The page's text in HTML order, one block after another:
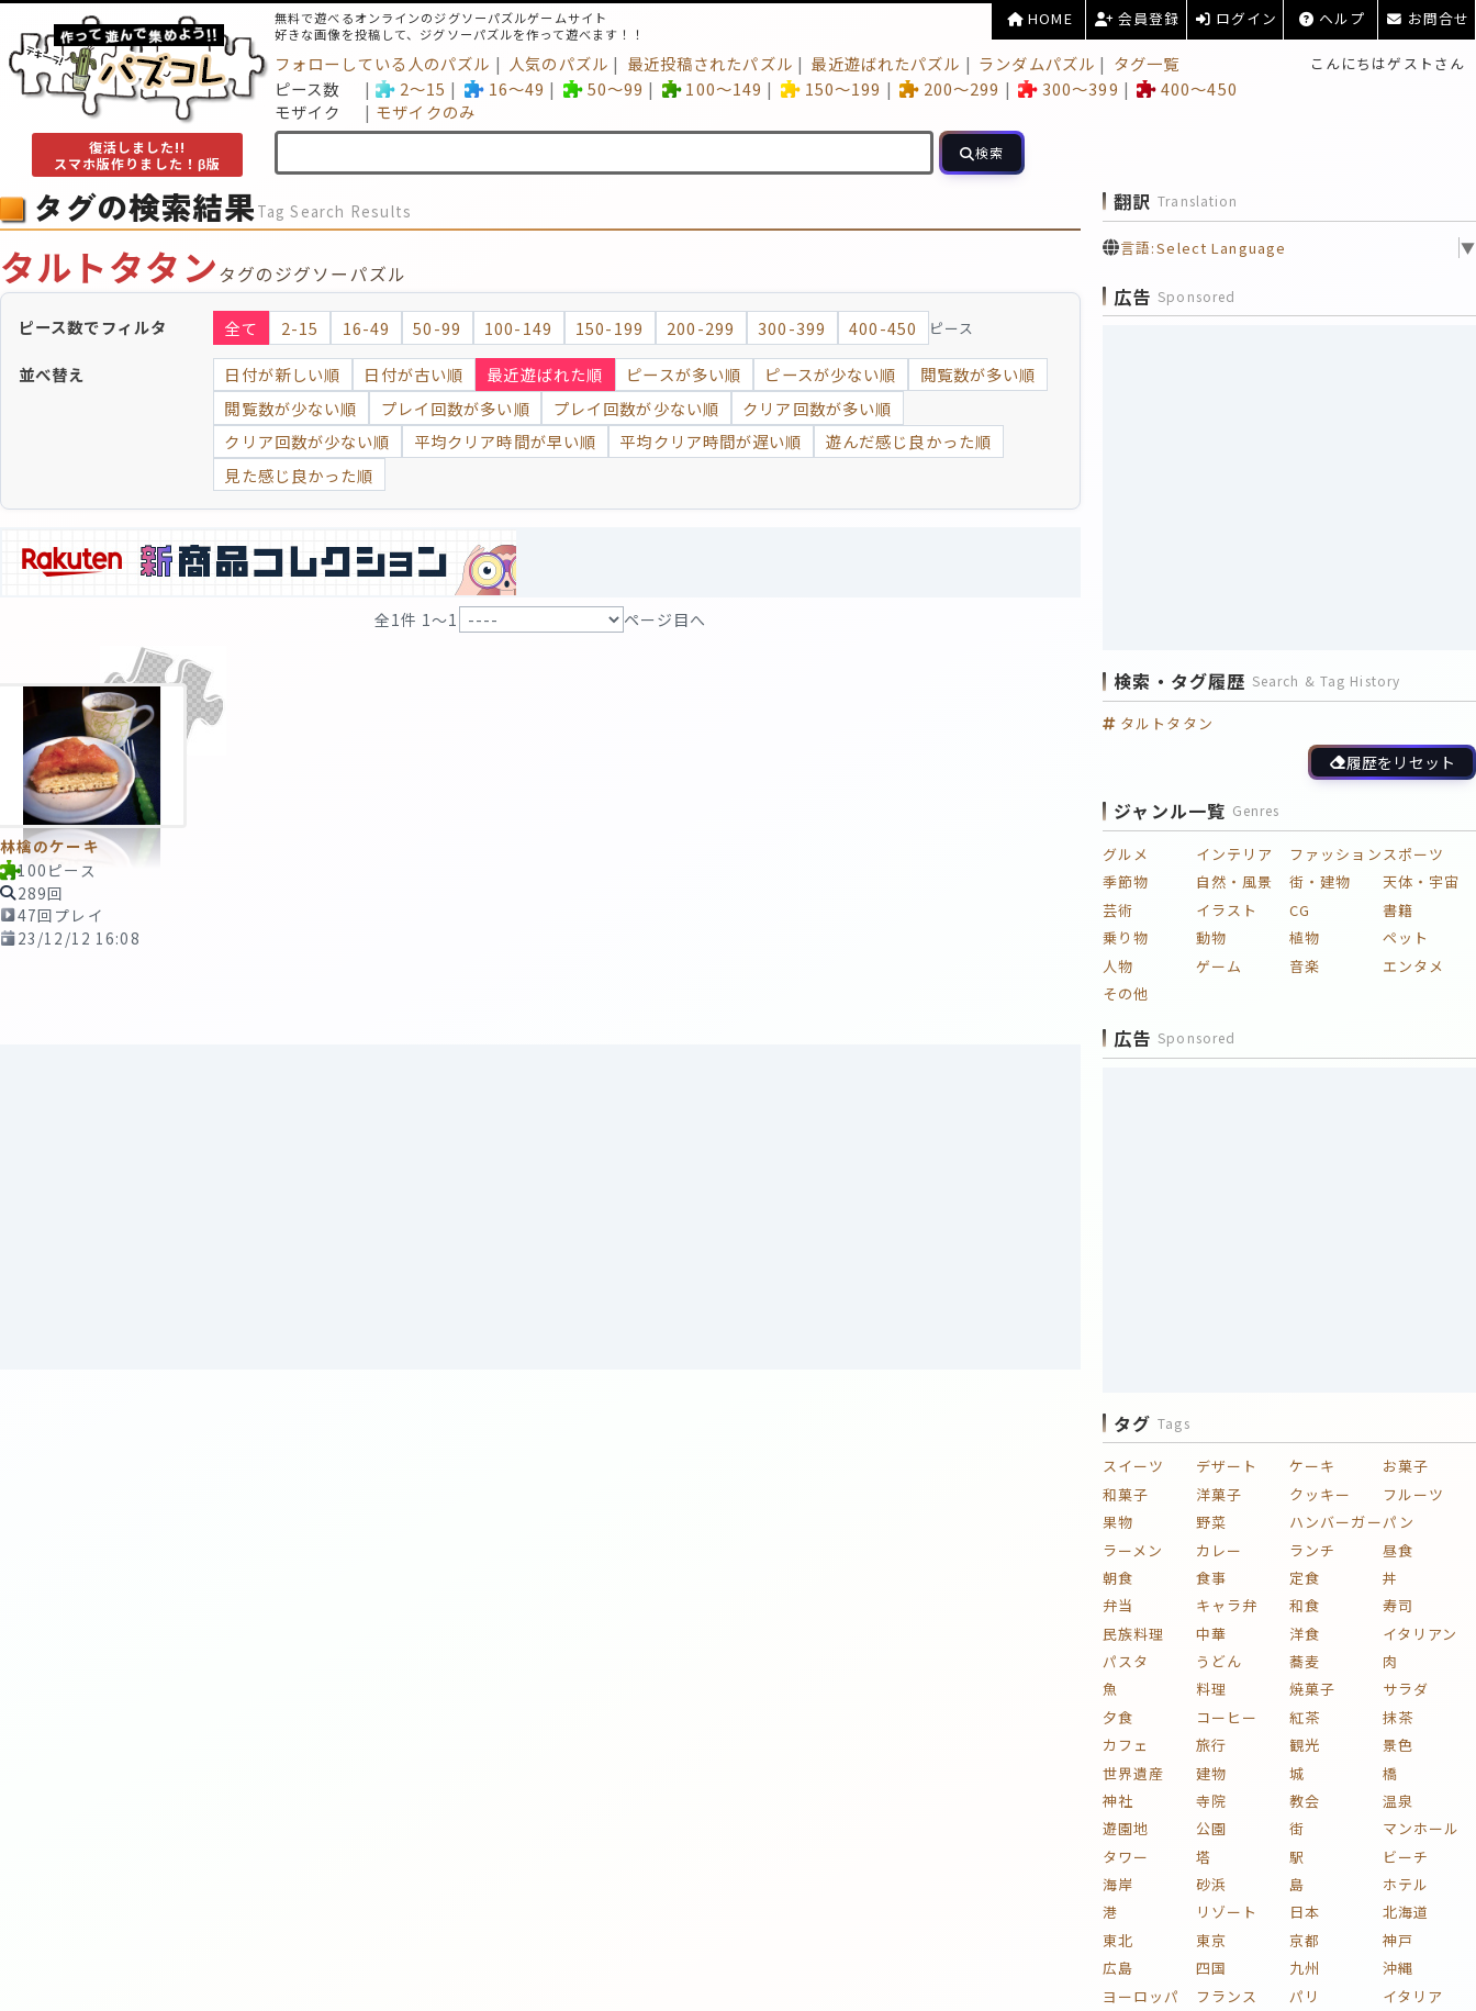
復活しました!!
スマホ版作りました！β版
検索
無料で遊べるオンラインのジグソーパズルゲームサイト
好きな画像を投稿して、ジグソーパズルを作って遊べます！！
HOME 会員登録 ログイン ヘルプ お問合せ
こんにちはゲストさん
フォローしている人のパズル 人気のパズル 最近投稿されたパズル 最近遊ばれたパズル ランダムパズル
タグ一覧
ピース数
2～15 16～49 50～99 100～149 150～199 200～299 300～399
400～450
モザイク
モザイクのみ
タグの検索結果Tag Search Results
タルトタタンタグのジグソーパズル
ピース数でフィルタ 全て 2-15 16-49 50-99 100-149 150-199 200-299 300-399 400-450 ピース
並べ替え 日付が新しい順 日付が古い順 最近遊ばれた順 ピースが多い順 ピースが少ない順
閲覧数が多い順
閲覧数が少ない順
プレイ回数が多い順 プレイ回数が少ない順
クリア回数が多い順
クリア回数が少ない順
平均クリア時間が早い順 平均クリア時間が遅い順
遊んだ感じ良かった順
見た感じ良かった順
全1件 1〜1 ページ目へ
林檎のケーキ
100ピース
289回
47回プレイ
23/12/12 16:08
翻訳 Translation
言語:Select Language ▼
広告 Sponsored
検索・タグ履歴 Search & Tag History
タルトタタン
履歴をリセット
ジャンル一覧 Genres
グルメ インテリア ファッションスポーツ
季節物
自然・風景 街・建物
天体・宇宙
芸術
イラスト CG
書籍
乗り物
動物 植物
ペット
人物
ゲーム 音楽
エンタメ
その他
広告 Sponsored
タグ Tags
スイーツ デザート ケーキ
お菓子
和菓子
洋菓子 クッキー
フルーツ
果物
野菜 ハンバーガーパン
ラーメン
カレー ランチ
昼食
朝食
食事 定食
丼
弁当
キャラ弁 和食
寿司
民族料理
中華 洋食
イタリアン
パスタ
うどん 蕎麦
肉
魚
料理 焼菓子
サラダ
夕食
コーヒー 紅茶
抹茶
カフェ
旅行 観光
景色
世界遺産
建物 城
橋
神社
寺院 教会
温泉
遊園地
公園 街
マンホール
タワー
塔 駅
ビーチ
海岸
砂浜 島
ホテル
港
リゾート 日本
北海道
東北
東京 京都
神戸
広島
四国 九州
沖縄
ヨーロッパ
フランス パリ
イタリア